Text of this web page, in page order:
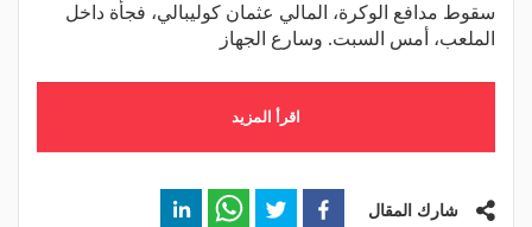
سقوط مدافع الوكرة، المالي عثمان كوليبالي، فجأة داخل
الملعب، أمس السبت. وسارع الجهاز
اقرأ المزيد
شارك المقال